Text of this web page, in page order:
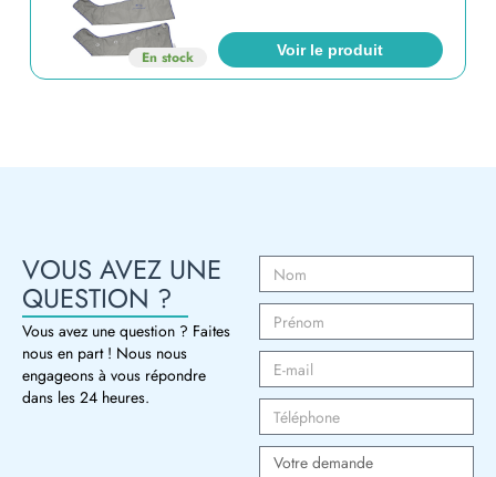
En stock Voir le produit
VOUS AVEZ UNE
QUESTION ?
Vous avez une question ? Faites
nous en part ! Nous nous
engageons à vous répondre
dans les 24 heures.